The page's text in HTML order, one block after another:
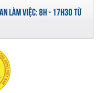
LÀM VIỆC:8H - 17H30 TỪ